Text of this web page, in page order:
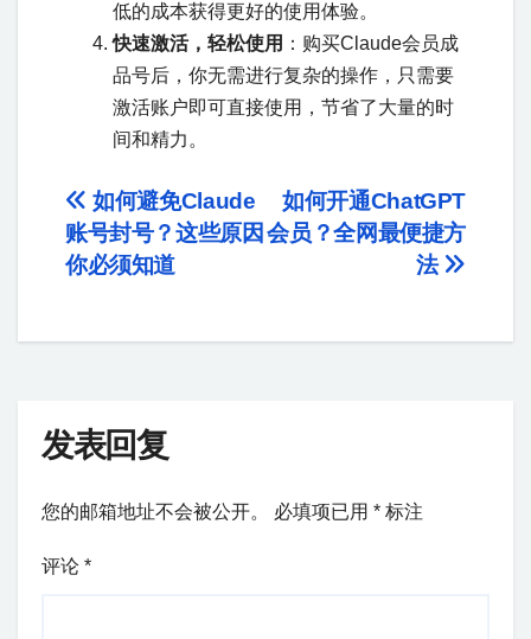
低的成本获得更好的使用体验。
快速激活，轻松使用 ：购买Claude会员成
品号后，你无需进行复杂的操作，只需要
激活账户即可直接使用，节省了大量的时
间和精力。
如何开通ChatGPT
会员？全网最便捷方
法
如何避免Claude
账号封号？这些原因
你必须知道
发表回复
您的邮箱地址不会被公开。 必填项已用 * 标注
评论 *